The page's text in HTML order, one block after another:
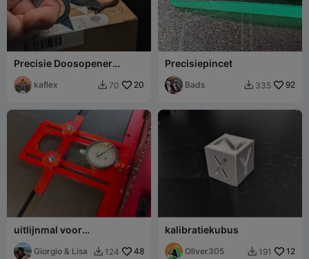
Precisie Doosopener
Snijring
kaflex  70 20
Precisiepincet
Bads  335 92
uitlijnmal voor
tafelzaagblad en
parallelgeleider
Giorgio & Lisa  124 48
kalibratiekubus
Oliver305  191 12